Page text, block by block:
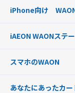
オートチャージ
ポイントからチャージ
チャージ上限金額の
WAONネットステー
iPhone向け
iAEON WAONステ
スマホのWAON
あなたにあったカ